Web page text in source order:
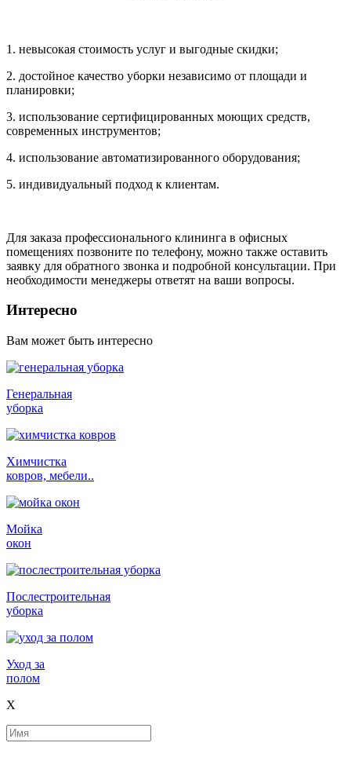
1. невысокая стоимость услуг и выгодные скидки;
2. достойное качество уборки независимо от площади и
планировки;
3. использование сертифицированных моющих средств,
современных инструментов;
4. использование автоматизированного оборудования;
5. индивидуальный подход к клиентам.
Для заказа профессионального клининга в офисных
помещениях позвоните по телефону, можно также оставить
заявку для обратного звонка и подробной консультации. При
необходимости менеджеры ответят на ваши вопросы.
Интересно
Вам может быть интересно
Генеральная
уборка
Химчистка
ковров, мебели..
Мойка
окон
Послестроительная
уборка
Уход за
полом
X